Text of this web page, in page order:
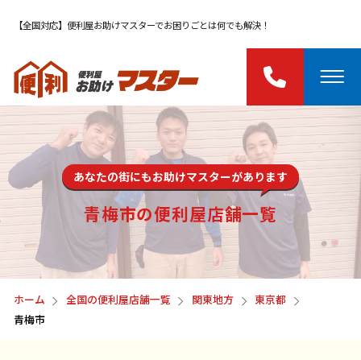
【全国対応】便利屋お助けマスターでお困りごとは何でも解決！
あなたの街にもお助けマスターがあります
青梅市の便利屋店舗一覧
ホーム 全国の便利屋店舗一覧 関東地方
東京都
青梅市